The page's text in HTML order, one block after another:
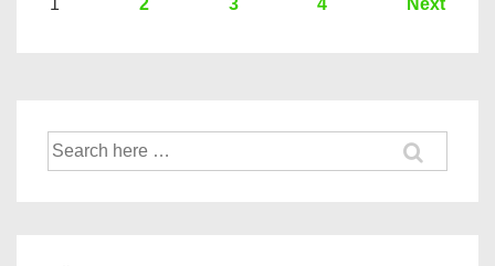
Banken
Seitennummerierung
1 2 3 4 Next
Suche
nach: